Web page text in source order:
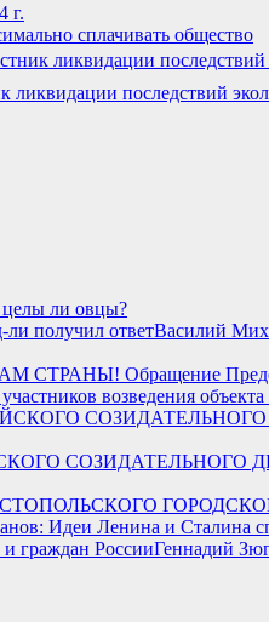
г.
сплачивать общество
последствий
целы ли овцы?
Василий
СТРАНЫ! Обращение
возведения
Идеи Ленина и Сталина
Геннадий